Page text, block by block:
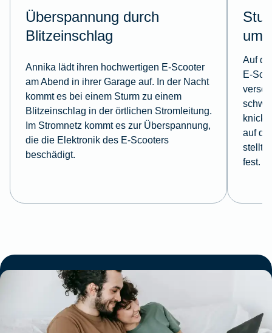
Überspannung durch
Blitzeinschlag
Annika lädt ihren hochwertigen E-Scooter
am Abend in ihrer Garage auf. In der Nacht
kommt es bei einem Sturm zu einem
Blitzeinschlag in der örtlichen Stromleitung.
Im Stromnetz kommt es zur Überspannung,
die die Elektronik des E-Scooters
beschädigt.
Auf
E-
knickt
auf
stellt
fest.